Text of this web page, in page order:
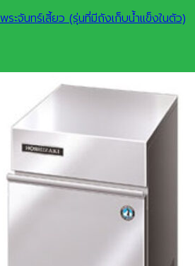
ะจันทร์เสี้ยว (รุ่นที่มีถังเก็บน้ำแข็งในตัว)